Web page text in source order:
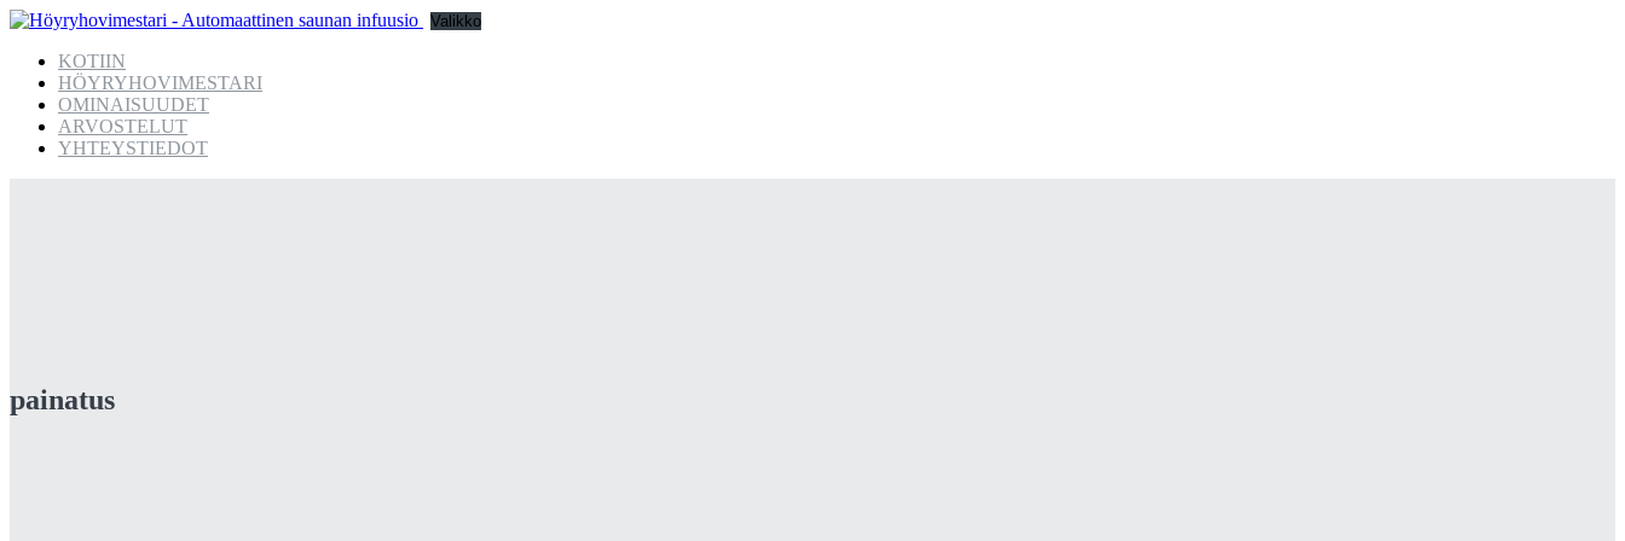
Valikko
KOTIIN
HÖYRYHOVIMESTARI
OMINAISUUDET
ARVOSTELUT
YHTEYSTIEDOT
painatus